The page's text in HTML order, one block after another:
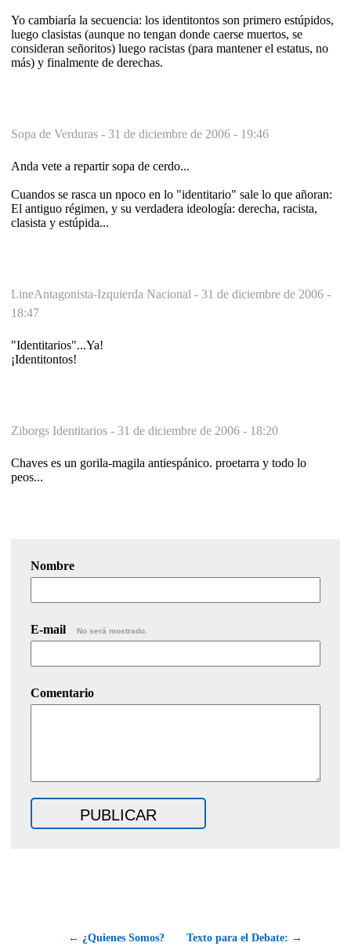
Yo cambiaría la secuencia: los identitontos son primero estúpidos,
luego clasistas (aunque no tengan donde caerse muertos, se
consideran señoritos) luego racistas (para mantener el estatus, no
más) y finalmente de derechas.
Sopa de Verduras - 31 de diciembre de 2006 - 19:46
Anda vete a repartir sopa de cerdo...
Cuandos se rasca un npoco en lo "identitario" sale lo que añoran:
El antiguo régimen, y su verdadera ideología: derecha, racista,
clasista y estúpida...
LineAntagonista-Izquierda Nacional - 31 de diciembre de 2006 -
18:47
"Identitarios"...Ya!
¡Identitontos!
Ziborgs Identitarios - 31 de diciembre de 2006 - 18:20
Chaves es un gorila-magila antiespánico. proetarra y todo lo
peos...
Nombre
E-mail No será mostrado.
Comentario
← ¿Quienes Somos? Texto para el Debate: →